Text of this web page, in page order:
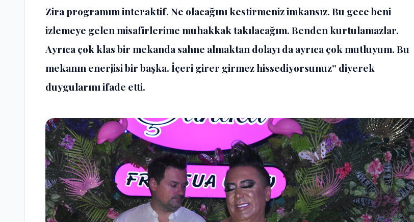
Zira programım interaktif. Ne olacağını kestirmeniz imkansız. Bu gece beni
izlemeye gelen misafirlerime muhakkak takılacağım. Benden kurtulamazlar.
Ayrıca çok klas bir mekanda sahne almaktan dolayı da ayrıca çok mutluyum. Bu
mekanın enerjisi bir başka. İçeri girer girmez hissediyorsunuz” diyerek
duygularını ifade etti.